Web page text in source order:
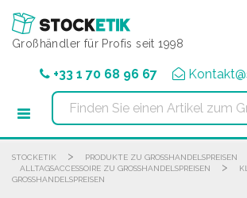
Großhändler für Profis seit 1998
+33 1 70 68 96 67
STOCKETIK > PRODUKTE ZU GROSSHANDELSPREISEN
ALLTAGSACCESSOIRE ZU GROSSHANDELSPREISEN >
GROSSHANDELSPREISEN